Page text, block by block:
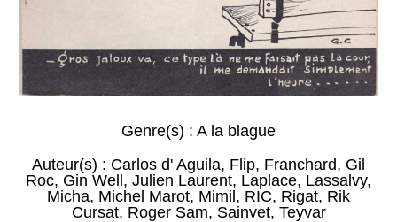
Genre(s) : A la blague
Auteur(s) : Carlos d' Aguila, Flip, Franchard, Gil
Roc, Gin Well, Julien Laurent, Laplace, Lassalvy,
Micha, Michel Marot, Mimil, RIC, Rigat, Rik
Cursat, Roger Sam, Sainvet, Teyvar